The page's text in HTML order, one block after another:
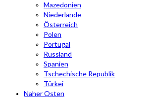
Mazedonien
Niederlande
Österreich
Polen
Portugal
Russland
Spanien
Tschechische Republik
Türkei
Naher Osten